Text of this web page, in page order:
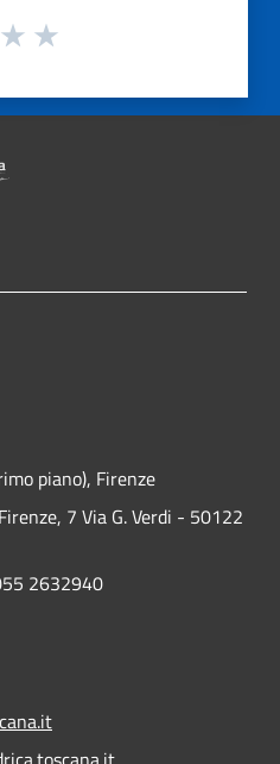
piano), Firenze
7 Via G. Verdi - 50122
2632940